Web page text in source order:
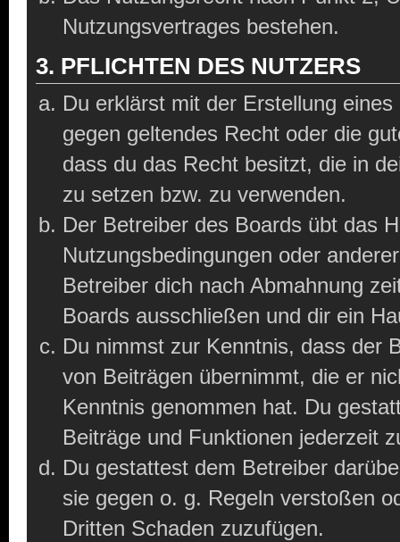
Nutzungsvertrages bestehen.
3. PFLICHTEN DES NUTZERS
Du erklärst mit der Erstellung
gegen geltendes Recht oder die
dass du das Recht besitzt, die in
zu setzen bzw. zu verwenden.
Der Betreiber des Boards übt das
Nutzungsbedingungen oder
Betreiber dich nach Abmahnung
Boards ausschließen und dir ein
Du nimmst zur Kenntnis, dass der
von Beiträgen übernimmt, die er
Kenntnis genommen hat. Du
Beiträge und Funktionen jederzeit
Du gestattest dem Betreiber
sie gegen o. g. Regeln verstoßen
Dritten Schaden zuzufügen.